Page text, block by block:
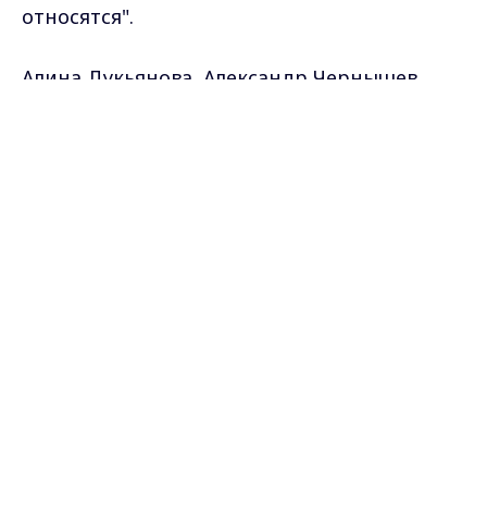
относятся".
Алина Лукьянова, Александр Чернышев